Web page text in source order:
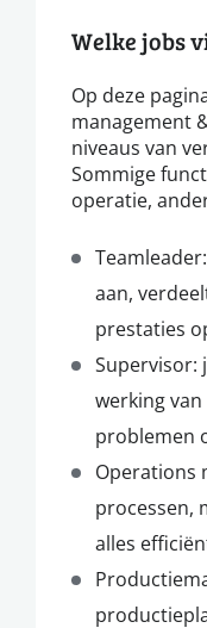
Welke jobs
Op deze
management
niveaus van
Sommige
operatie,
aan,
prestaties
Supervisor:
werking
problemen
Operations
processen,
alles